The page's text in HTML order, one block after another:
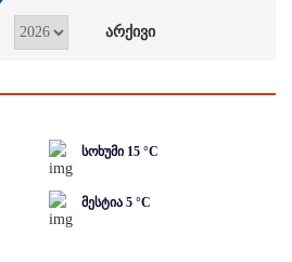
სოხუმი 15 °C
მესტია 5 °C